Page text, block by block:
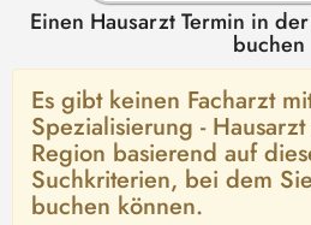
Einen Hausarzt Termin in
buchen
Es gibt keinen Facharzt
Spezialisierung -
Region basierend auf
Suchkriterien, bei dem
buchen können.